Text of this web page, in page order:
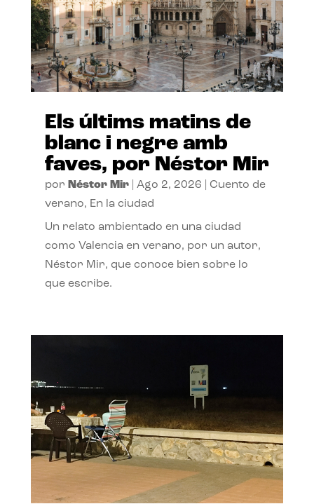
Els últims matins de
blanc i negre amb
faves, por Néstor Mir
por Néstor Mir| Ago 2, 2026
Cuento de
verano, En la ciudad
Un relato ambientado en una ciudad
como Valencia en verano, por un autor,
Néstor Mir, que conoce bien sobre lo
que escribe.